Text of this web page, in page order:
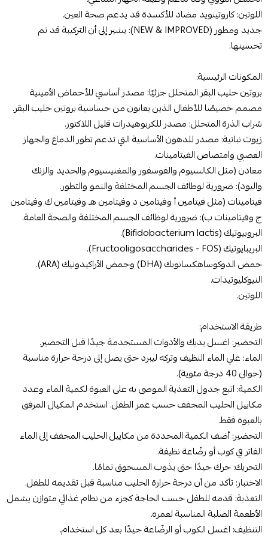
اللوتين: كاروتينويد مضاد للأكسدة قد يدعم صحة العين.
جديد ومطور (NEW & IMPROVED): يشير إلى أن التركيبة قد تم
تحسينها.
المكونات الرئيسية:
بروتين حليب البقر المتحلل جزئيًا: مصدر أساسي للأحماض الأمينية
مصمم خصيصًا للأطفال الذين يعانون من حساسية بروتين حليب البقر.
شراب الذرة المتحلل: مصدر للكربوهيدرات قليل اللاكتوز.
زيوت نباتية: مصدر للدهون الأساسية التي تدعم تطور الدماغ والجهاز
العصبي وامتصاص الفيتامينات.
معادن (مثل الكالسيوم والفوسفور والمغنيسيوم والحديد والزنك
واليود): ضرورية لوظائف الجسم المختلفة والنمو والتطور.
فيتامينات (مثل فيتامين أ وفيتامين د وفيتامين هـ وفيتامين ك وفيتامين
ج وفيتامينات ب): ضرورية لوظائف الجسم المختلفة والصحة العامة.
البروبيوتيك (Bifidobacterium lactis).
البريبايوتيك (Fructooligosaccharides - FOS).
حمض الدوكوساهكسانويك (DHA) وحمض الأراكيدونيك (ARA).
النيوكليوتيدات.
اللوتين.
طريقة الاستخدام:
التحضير: اغسل يديك والأدوات المستخدمة جيدًا قبل التحضير.
الماء: غلي الماء النظيف وتركه ليبرد حتى يصل إلى درجة حرارة مناسبة
(حوالي 40 درجة مئوية).
الكمية: اتبع جدول التغذية الموصى به على العبوة لكمية الماء وعدد
مكاييل الحليب المجفف حسب عمر الطفل. استخدم المكيال المرفق
بالعبوة فقط.
التحضير: أضف الكمية المحددة من مكاييل الحليب المجفف إلى الماء
الفاتر في كوب أو رضّاعة نظيفة.
التحريك: حرك جيدًا حتى يذوب المسحوق تمامًا.
الاختبار: تأكد من أن درجة حرارة الحليب مناسبة قبل تقديمه للطفل.
التغذية: قدمه للطفل حسب الحاجة كجزء من نظام غذائي متوازن يشمل
الأطعمة الصلبة المناسبة لعمره.
التنظيف: اغسل الكوب أو الرضّاعة جيدًا بعد كل استخدام.